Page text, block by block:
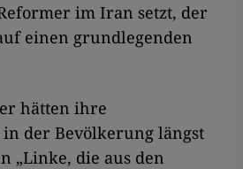
im Iran setzt, der
einen grundlegenden
hätten ihre
der Bevölkerung längst
„Linke, die aus den